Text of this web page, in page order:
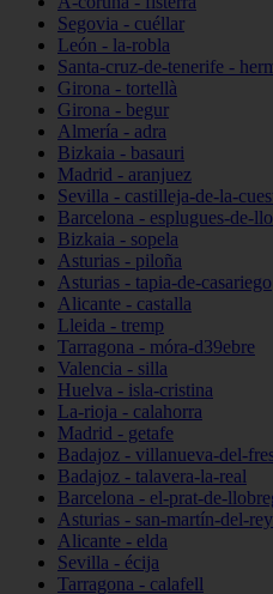
Segovia - cuéllar
León - la-robla
Santa-cruz-de-tenerife -
Girona - tortellà
Girona - begur
Almería - adra
Bizkaia - basauri
Madrid - aranjuez
Sevilla - castilleja-de-la-
Barcelona - esplugues-de-
Bizkaia - sopela
Asturias - piloña
Asturias - tapia-de-casariego
Alicante - castalla
Lleida - tremp
Tarragona - móra-d39ebre
Valencia - silla
Huelva - isla-cristina
La-rioja - calahorra
Madrid - getafe
Badajoz - villanueva-del-
Badajoz - talavera-la-real
Barcelona - el-prat-de-
Asturias - san-martín-del-
Alicante - elda
Sevilla - écija
Tarragona - calafell